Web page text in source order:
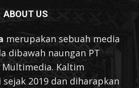
ABOUT US
merupakan sebuah media
dibawah naungan PT
Kaltim
2019 dan diharapkan